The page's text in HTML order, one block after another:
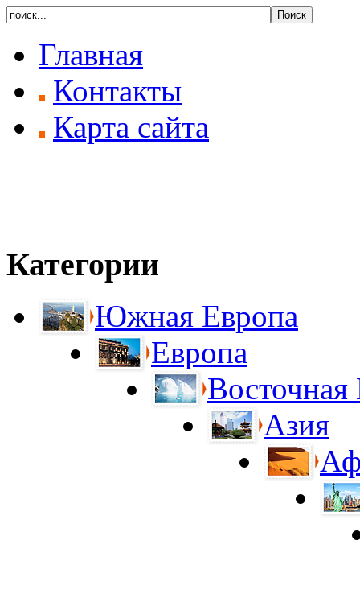
Главная
Контакты
Карта сайта
Категории
Южная Европа
Европа
Восточная
Азия